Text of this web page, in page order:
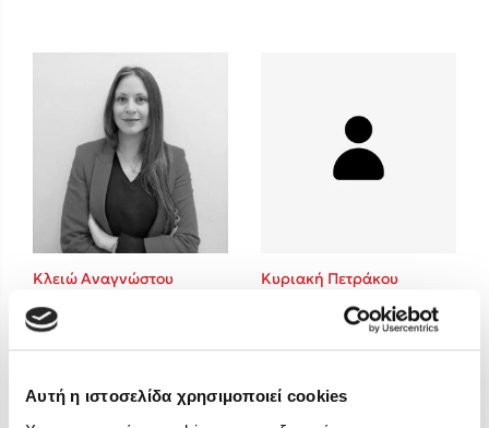
Αυτή η ιστοσελίδα χρησιμοποιεί cookies
Κατρίνα Τσάνταλη
Mimi Matthews
Benzamin Bécue
Rebecca Yarros
Teo Benedetti
Τζένη Κουτσοδημητροπούλου
Ali Hazelwood
Cori Doerrfeld
Pierdomenico Baccalario
Δανάη Ιμπραχήμ
Κλειώ Αναγνώστου Κυριακή Πετράκου